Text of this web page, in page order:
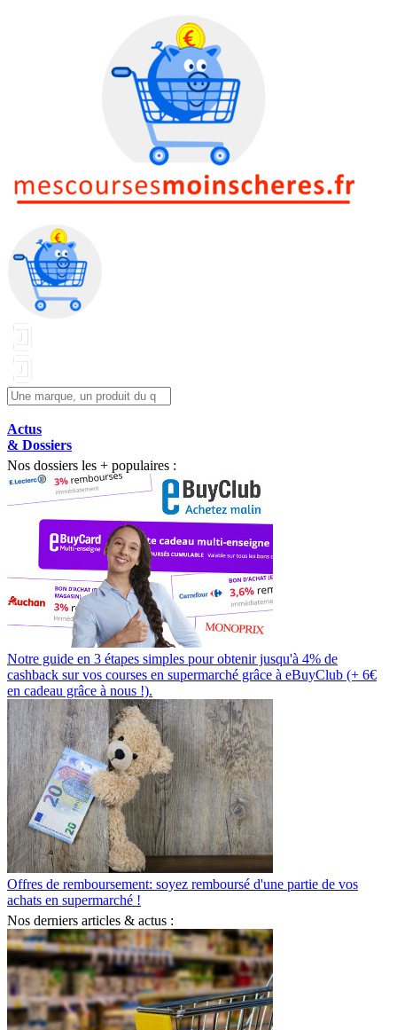
Actus
& Dossiers
Nos dossiers les + populaires :
Notre guide en 3 étapes simples pour obtenir jusqu'à 4% de
cashback sur vos courses en supermarché grâce à eBuyClub (+ 6€
en cadeau grâce à nous !).
Offres de remboursement: soyez remboursé d'une partie de vos
achats en supermarché !
Nos derniers articles & actus :